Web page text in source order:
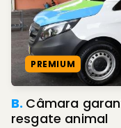
PREMIUM
B. Câmara
resgate animal